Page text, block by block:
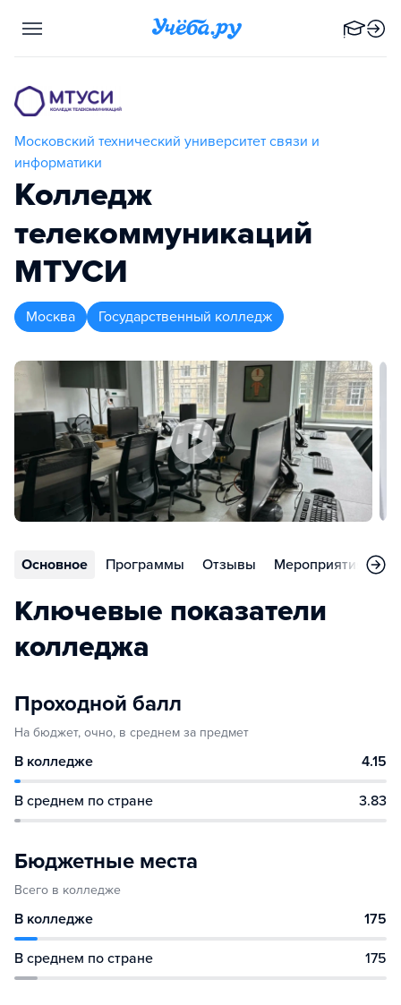
Московский технический университет связи и
информатики
Колледж
телекоммуникаций
МТУСИ
Москва Государственный колледж
Основное Программы Отзывы Мероприятия
Ключевые показатели
колледжа
Проходной балл
На бюджет, очно, в среднем за предмет
В колледже 4.15
В среднем по стране 3.83
Бюджетные места
Всего в колледже
В колледже 175
В среднем по стране 175